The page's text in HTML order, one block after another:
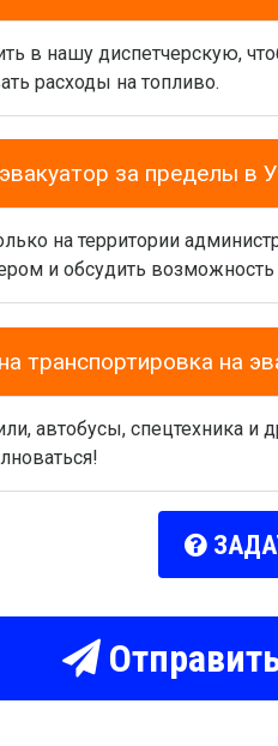
в нашу диспетчерскую,
расходы на топливо.
за пределы в
на территории
и обсудить
транспортировка на
автобусы, спецтехника и